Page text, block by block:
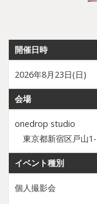
開催日時
2026年8月23日(日)
会場
onedrop studio
東京都新宿区戸山
イベント種別
個人撮影会